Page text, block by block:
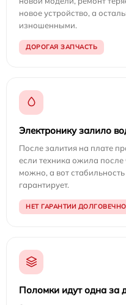
новое устройство, а
изношенными.
ДОРОГАЯ ЗАПЧАСТЬ
Электронику залило
После залития на плате
если техника ожила после
можно, а вот
гарантирует.
НЕТ ГАРАНТИИ
Поломки идут одна за